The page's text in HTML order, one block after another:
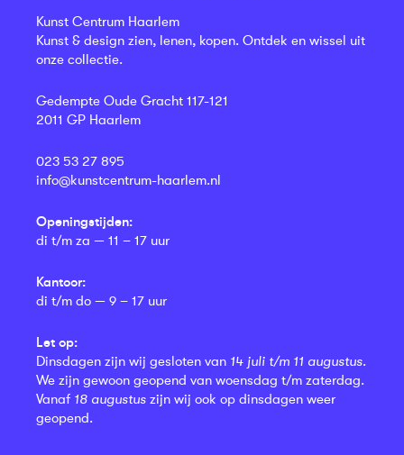
Kunst Centrum Haarlem
Kunst & design zien, lenen, kopen. Ontdek en wissel uit
onze collectie.
Gedempte Oude Gracht 117-121
2011 GP Haarlem
023 53 27 895
info@kunstcentrum-haarlem.nl
Openingstijden:
di t/m za — 11 – 17 uur
Kantoor:
di t/m do — 9 – 17 uur
Let op:
Dinsdagen zijn wij gesloten van 14 juli t/m 11 augustus.
We zijn gewoon geopend van woensdag t/m zaterdag.
Vanaf 18 augustus zijn wij ook op dinsdagen weer
geopend.